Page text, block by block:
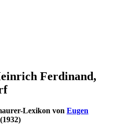
Ferdinand,
Lexikon von Eugen
(1932)